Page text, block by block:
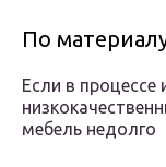
По
Если в процессе
мебель недолго